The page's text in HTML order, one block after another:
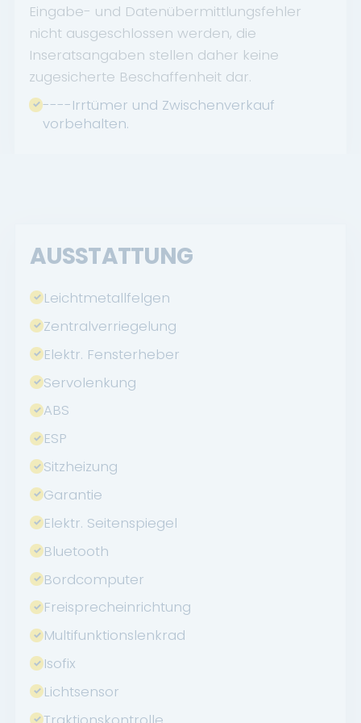
Eingabe- und Datenübermittlungsfehler
nicht ausgeschlossen werden, die
Inseratsangaben stellen daher keine
zugesicherte Beschaffenheit dar.
----Irrtümer und Zwischenverkauf
vorbehalten.
AUSSTATTUNG
Leichtmetallfelgen
Zentralverriegelung
Elektr. Fensterheber
Servolenkung
ABS
ESP
Sitzheizung
Garantie
Elektr. Seitenspiegel
Bluetooth
Bordcomputer
Freisprecheinrichtung
Multifunktionslenkrad
Isofix
Lichtsensor